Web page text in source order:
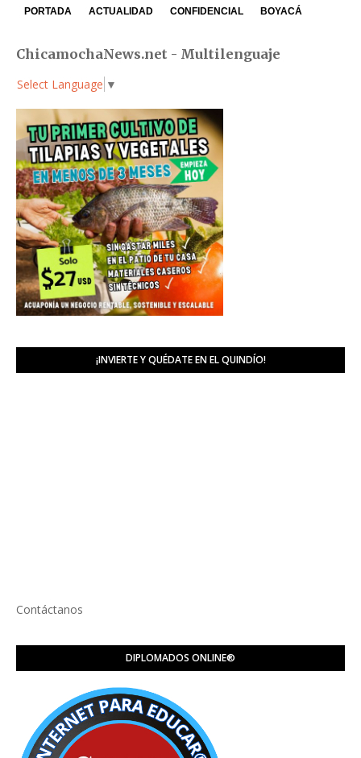
PORTADA ACTUALIDAD CONFIDENCIAL BOYACÁ
ChicamochaNews.net - Multilenguaje
Select Language ▼
¡INVIERTE Y QUÉDATE EN EL QUINDÍO!
Contáctanos
DIPLOMADOS ONLINE®️